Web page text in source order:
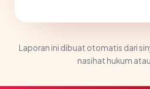
Laporan ini dibuat otomatis dari
nasihat hukum